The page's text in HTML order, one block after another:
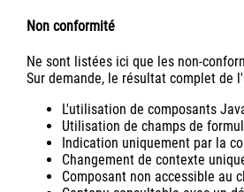
Non conformité
Ne sont listées ici que les non-
Sur demande, le résultat complet de
L'utilisation de composants
Utilisation de champs de
Indication uniquement par la
Changement de contexte
Composant non accessible au